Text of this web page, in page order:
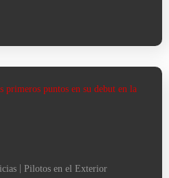
| Pilotos en el Exterior